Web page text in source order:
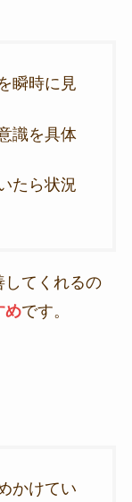
瞬時に見
識を具体
たら状況
してくれるの
めです。
かけてい